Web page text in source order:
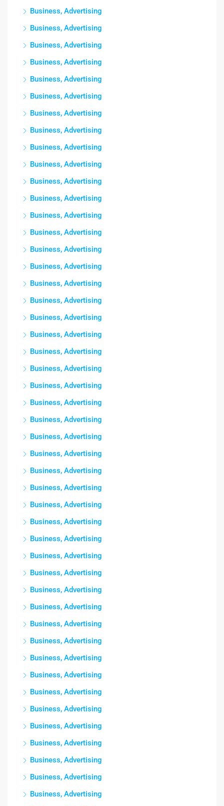
Business, Advertising
Business, Advertising
Business, Advertising
Business, Advertising
Business, Advertising
Business, Advertising
Business, Advertising
Business, Advertising
Business, Advertising
Business, Advertising
Business, Advertising
Business, Advertising
Business, Advertising
Business, Advertising
Business, Advertising
Business, Advertising
Business, Advertising
Business, Advertising
Business, Advertising
Business, Advertising
Business, Advertising
Business, Advertising
Business, Advertising
Business, Advertising
Business, Advertising
Business, Advertising
Business, Advertising
Business, Advertising
Business, Advertising
Business, Advertising
Business, Advertising
Business, Advertising
Business, Advertising
Business, Advertising
Business, Advertising
Business, Advertising
Business, Advertising
Business, Advertising
Business, Advertising
Business, Advertising
Business, Advertising
Business, Advertising
Business, Advertising
Business, Advertising
Business, Advertising
Business, Advertising
Business, Advertising